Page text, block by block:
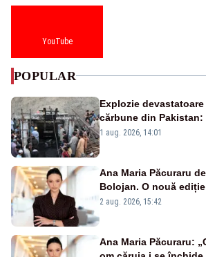
YouTube
POPULAR
Explozie
cărbune din
morți - VIDEO
1 aug. 2026, 14:01
Ana Maria Păcuraru
Bolojan. O nouă
emisiunii „Miza Zilei”
2 aug. 2026, 15:42
Ana Maria Păcuraru: